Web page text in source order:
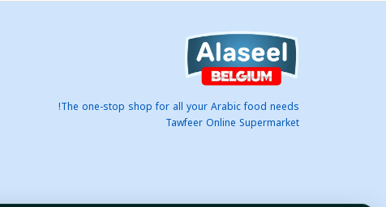
The one-stop shop for all your Arabic food needs!
Tawfeer Online Supermarket